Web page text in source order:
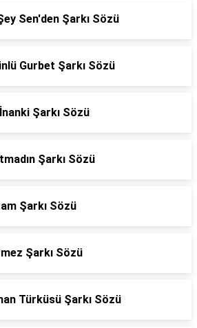
Sen'den Şarkı Sözü
Gurbet Şarkı Sözü
Şarkı Sözü
Şarkı Sözü
Şarkı Sözü
Şarkı Sözü
Türküsü Şarkı Sözü